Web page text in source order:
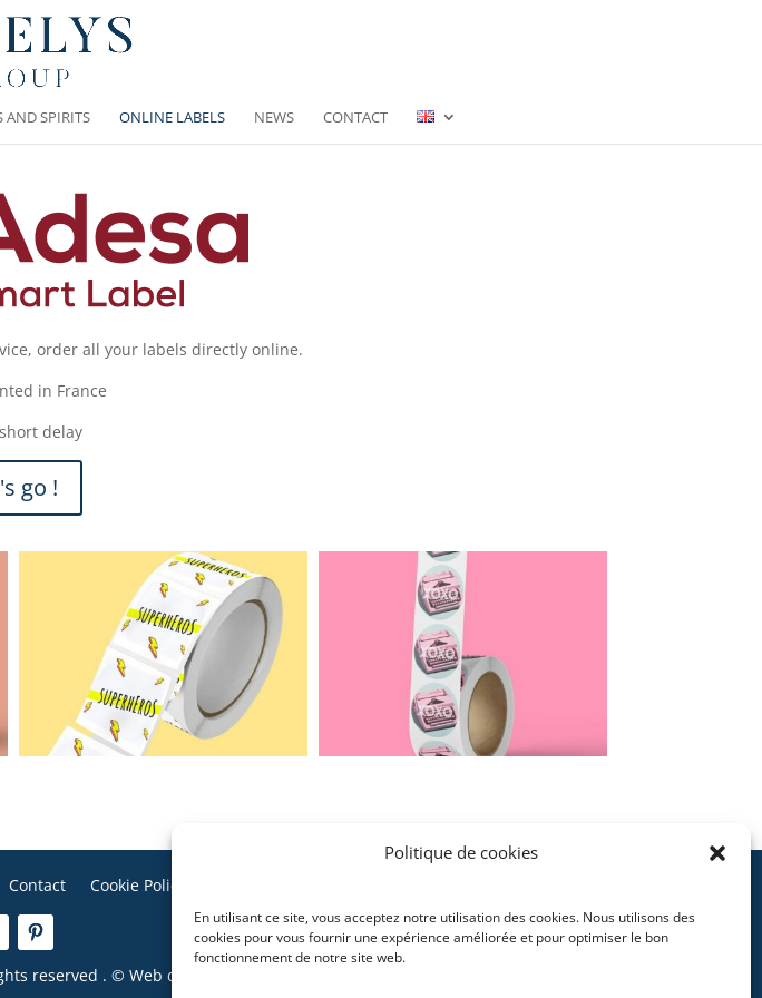
Politique de cookies
En utilisant ce site, vous acceptez notre utilisation des cookies. Nous utilisons des
cookies pour vous fournir une expérience améliorée et pour optimiser le bon
fonctionnement de notre site web.
AND SPIRITS ONLINE LABELS NEWS CONTACT
order all your labels directly online.
in France
delay
go !
Contact Cookie Policy (EU)
reserved . © Web design : OVAL